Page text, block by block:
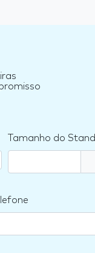
Tamanho do Stand